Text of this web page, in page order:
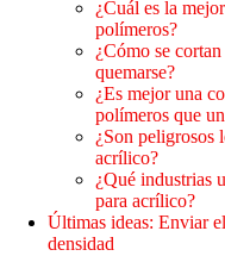
¿Cuál es la
polímeros?
¿Cómo se
quemarse?
¿Es mejor una
polímeros que
¿Son peligrosos
acrílico?
¿Qué industrias
para acrílico?
Últimas ideas: Enviar
densidad